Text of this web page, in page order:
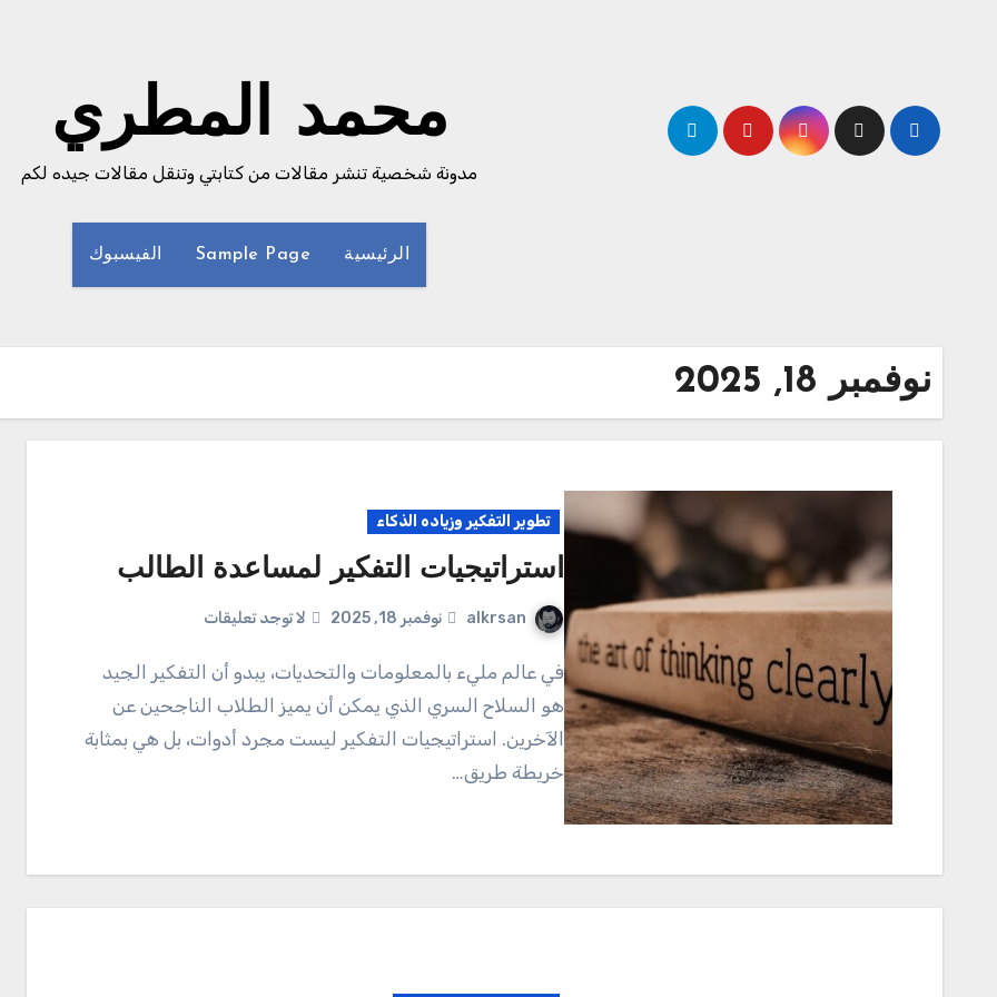
محمد المطري
مدونة شخصية تنشر مقالات من كتابتي وتنقل مقالات جيده لكم
الرئيسية Sample Page الفيسبوك
نوفمبر 18, 2025
تطوير التفكير وزياده الذكاء
استراتيجيات التفكير لمساعدة الطالب
alkrsan نوفمبر 18, 2025 لا توجد تعليقات
في عالم مليء بالمعلومات والتحديات، يبدو أن التفكير الجيد
هو السلاح السري الذي يمكن أن يميز الطلاب الناجحين عن
الآخرين. استراتيجيات التفكير ليست مجرد أدوات، بل هي بمثابة
خريطة طريق…